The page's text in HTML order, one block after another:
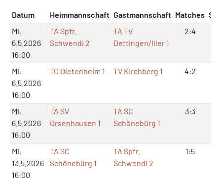
Datum Heimmannschaft Gastmannschaft Matches
Mi,
6.5.2026
16:00
TA Spfr.
Schwendi 2
TA TV
Dettingen/Iller 1
2:4
Mi,
6.5.2026
16:00
TC Dietenheim 1 TV Kirchberg 1 4:2
Mi,
6.5.2026
16:00
TA SV
Orsenhausen 1
TA SC
Schönebürg 1
3:3
Mi,
13.5.2026
16:00
TA SC
Schönebürg 1
TA Spfr.
Schwendi 2
1:5